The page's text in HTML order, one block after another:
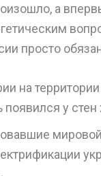
а
просто
на
у стен